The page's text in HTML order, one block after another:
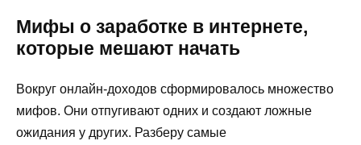
Мифы о заработке в интернете,
которые мешают начать
Вокруг онлайн-доходов сформировалось множество
мифов. Они отпугивают одних и создают ложные
ожидания у других. Разберу самые